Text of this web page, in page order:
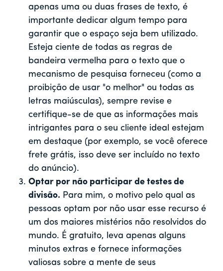
apenas uma ou duas frases de texto, é
importante dedicar algum tempo para
garantir que o espaço seja bem utilizado.
Esteja ciente de todas as regras de
bandeira vermelha para o texto que o
mecanismo de pesquisa forneceu (como a
proibição de usar "o melhor" ou todas as
letras maiúsculas), sempre revise e
certifique-se de que as informações mais
intrigantes para o seu cliente ideal estejam
em destaque (por exemplo, se você oferece
frete grátis, isso deve ser incluído no texto
do anúncio).
Optar por não participar de testes de
divisão. Para mim, o motivo pelo qual as
pessoas optam por não usar esse recurso é
um dos maiores mistérios não resolvidos do
mundo. É gratuito, leva apenas alguns
minutos extras e fornece informações
valiosas sobre a mente de seus